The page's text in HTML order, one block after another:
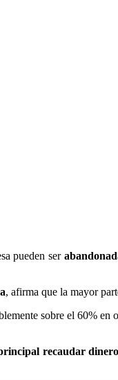
pueden ser
, afirma que la mayor
sobre el 60%
recaudar dinero